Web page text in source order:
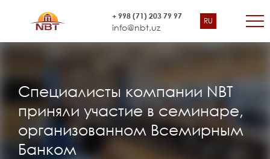
RU
+ 998 (71) 203 79 97
info@nbt.uz
Cпециалисты компании NBT
приняли участие в семинаре,
организованном Всемирным
Банком